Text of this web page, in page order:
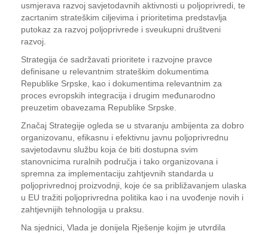
usmjerava razvoj savjetodavnih aktivnosti u poljoprivredi, te
zacrtanim strateškim ciljevima i prioritetima predstavlja
putokaz za razvoj poljoprivrede i sveukupni društveni
razvoj.
Strategija će sadržavati prioritete i razvojne pravce
definisane u relevantnim strateškim dokumentima
Republike Srpske, kao i dokumentima relevantnim za
proces evropskih integracija i drugim međunarodno
preuzetim obavezama Republike Srpske.
Značaj Strategije ogleda se u stvaranju ambijenta za dobro
organizovanu, efikasnu i efektivnu javnu poljoprivrednu
savjetodavnu službu koja će biti dostupna svim
stanovnicima ruralnih područja i tako organizovana i
spremna za implementaciju zahtjevnih standarda u
poljoprivrednoj proizvodnji, koje će sa približavanjem ulaska
u EU tražiti poljoprivredna politika kao i na uvođenje novih i
zahtjevnijih tehnologija u praksu.
Na sjednici, Vlada je donijela Rješenje kojim je utvrdila